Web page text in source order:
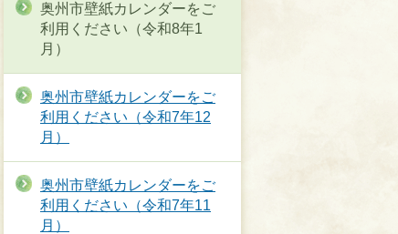
奥州市壁紙カレンダーをご
利用ください（令和8年1
月）
奥州市壁紙カレンダーをご
利用ください（令和7年12
月）
奥州市壁紙カレンダーをご
利用ください（令和7年11
月）